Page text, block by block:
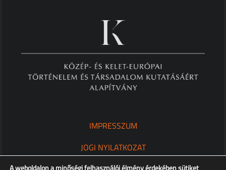
IMPRESSZUM
JOGI NYILATKOZAT
A weboldalon a minőségi felhasználói élmény érdekében sütiket